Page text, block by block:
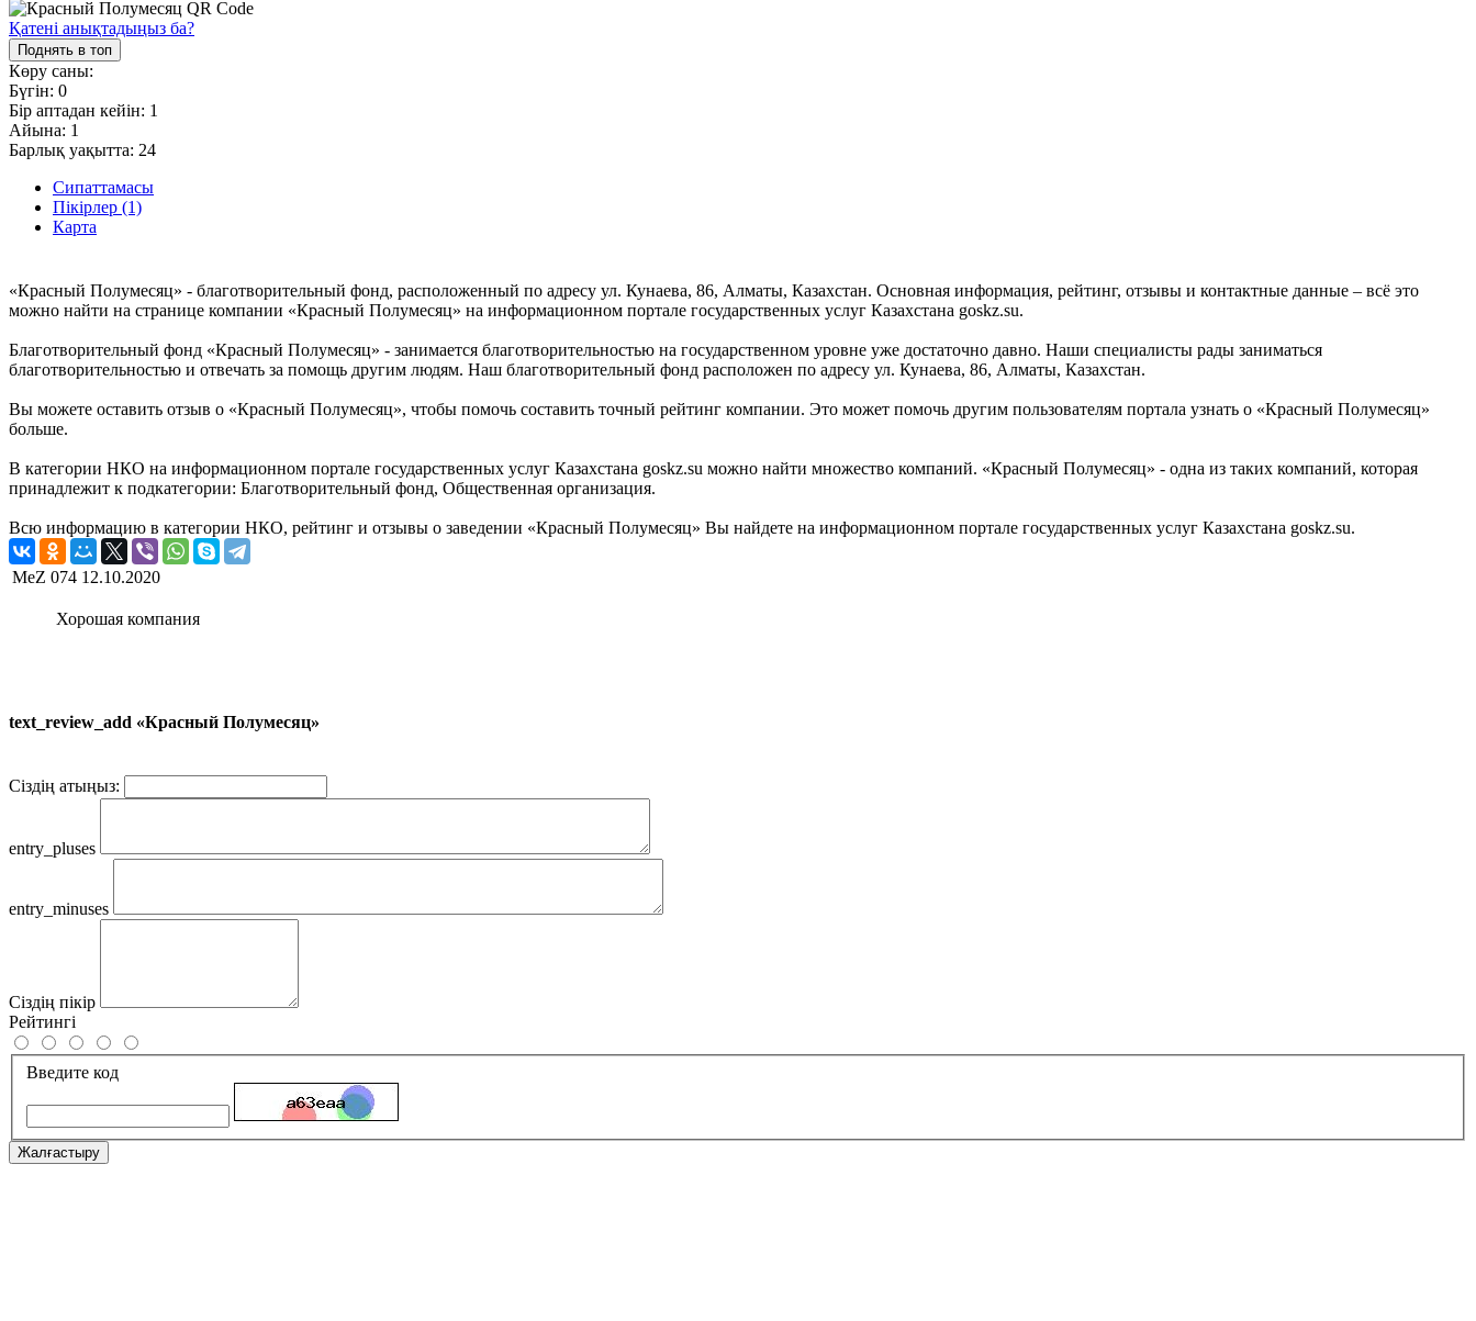
Қатені анықтадыңыз ба?
Поднять в топ
Көру саны:
Бүгін: 0
Бір аптадан кейін: 1
Айына: 1
Барлық уақытта: 24
Сипаттамасы
Пікірлер (1)
Карта
«Красный Полумесяц» - благотворительный фонд, расположенный по адресу ул. Кунаева, 86, Алматы, Казахстан. Основная информация, рейтинг, отзывы и контактные данные – всё это
можно найти на странице компании «Красный Полумесяц» на информационном портале государственных услуг Казахстана goskz.su.
Благотворительный фонд «Красный Полумесяц» - занимается благотворительностью на государственном уровне уже достаточно давно. Наши специалисты рады заниматься
благотворительностью и отвечать за помощь другим людям. Наш благотворительный фонд расположен по адресу ул. Кунаева, 86, Алматы, Казахстан.
Вы можете оставить отзыв о «Красный Полумесяц», чтобы помочь составить точный рейтинг компании. Это может помочь другим пользователям портала узнать о «Красный Полумесяц»
больше.
В категории НКО на информационном портале государственных услуг Казахстана goskz.su можно найти множество компаний. «Красный Полумесяц» - одна из таких компаний, которая
принадлежит к подкатегории: Благотворительный фонд, Общественная организация.
Всю информацию в категории НКО, рейтинг и отзывы о заведении «Красный Полумесяц» Вы найдете на информационном портале государственных услуг Казахстана goskz.su.
MeZ 074 12.10.2020
Хорошая компания
text_review_add «Красный Полумесяц»
Сіздің атыңыз:
entry_pluses
entry_minuses
Сіздің пікір
Рейтингі
Введите код
Жалғастыру